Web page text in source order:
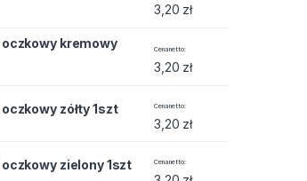
3,20 zł
1szt quantity
kremowy
Cena netto
3,20 zł
quantity
zółty 1szt Cena netto
3,20 zł
quantity
zielony 1szt Cena netto